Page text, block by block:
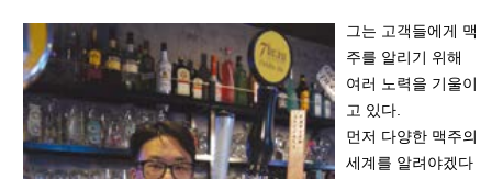
그는 고객들에게 맥
주를 알리기 위해
여러 노력을 기울이
고 있다.
먼저 다양한 맥주의
세계를 알려야겠다